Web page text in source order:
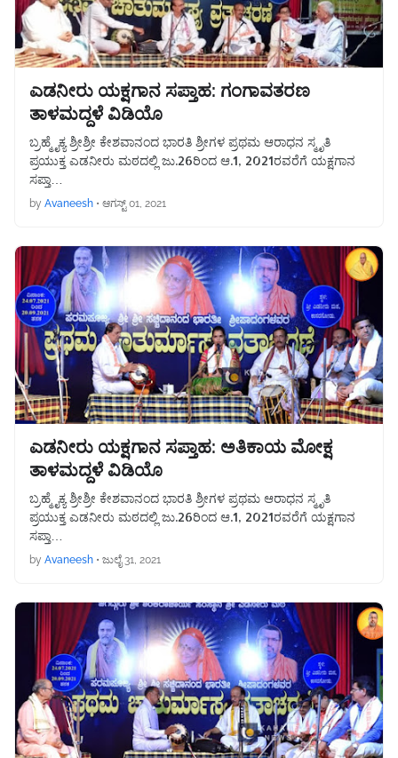
ಎಡನೀರು ಯಕ್ಷಗಾನ ಸಪ್ತಾಹ: ಗಂಗಾವತರಣ
ತಾಳಮದ್ದಳೆ ವಿಡಿಯೊ
ಬ್ರಹ್ಮೈಕ್ಯ ಶ್ರೀಶ್ರೀ ಕೇಶವಾನಂದ ಭಾರತಿ ಶ್ರೀಗಳ ಪ್ರಥಮ ಆರಾಧನ ಸ್ಮೃತಿ
ಪ್ರಯುಕ್ತ ಎಡನೀರು ಮಠದಲ್ಲಿ ಜು.26ರಿಂದ ಆ.1, 2021ರವರೆಗೆ ಯಕ್ಷಗಾನ
ಸಪ್ತಾ…
by Avaneesh • ಆಗಸ್ಟ್ 01, 2021
ಎಡನೀರು ಯಕ್ಷಗಾನ ಸಪ್ತಾಹ: ಅತಿಕಾಯ ಮೋಕ್ಷ
ತಾಳಮದ್ದಳೆ ವಿಡಿಯೊ
ಬ್ರಹ್ಮೈಕ್ಯ ಶ್ರೀಶ್ರೀ ಕೇಶವಾನಂದ ಭಾರತಿ ಶ್ರೀಗಳ ಪ್ರಥಮ ಆರಾಧನ ಸ್ಮೃತಿ
ಪ್ರಯುಕ್ತ ಎಡನೀರು ಮಠದಲ್ಲಿ ಜು.26ರಿಂದ ಆ.1, 2021ರವರೆಗೆ ಯಕ್ಷಗಾನ
ಸಪ್ತಾ…
by Avaneesh • ಜುಲೈ 31, 2021